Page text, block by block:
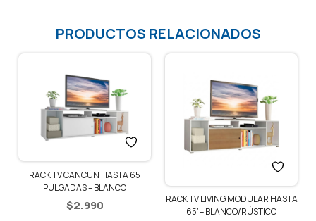
PRODUCTOS RELACIONADOS
RACK TV CANCÚN HASTA 65
PULGADAS – BLANCO
$2.990
RACK TV LIVING MODULAR HASTA
65′ – BLANCO/RÚSTICO